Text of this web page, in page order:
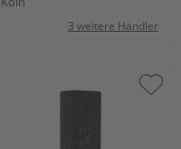
3 weitere Händler